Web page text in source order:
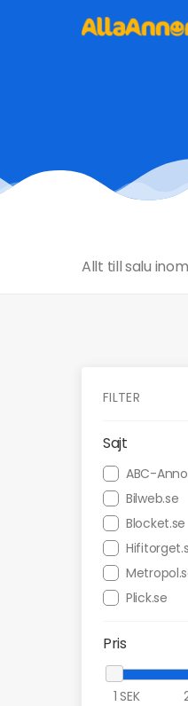
Allt till salu inom
FILTER
Sajt
ABC-
Bilweb.se
Blocket.se
Plick.se
Pris
1 SEK